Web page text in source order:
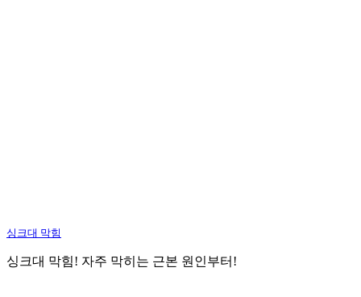
싱크대 막힘
싱크대 막힘! 자주 막히는 근본 원인부터!